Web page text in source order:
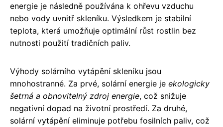
energie je následně používána k ohřevu vzduchu
nebo vody uvnitř skleníku. Výsledkem je stabilní
teplota, která umožňuje optimální růst rostlin bez
nutnosti použití tradičních paliv.
Výhody solárního vytápění skleníku jsou
mnohostranné. Za prvé, solární energie je ekologicky
šetrná a obnovitelný zdroj energie, což snižuje
negativní dopad na životní prostředí. Za druhé,
solární vytápění eliminuje potřebu fosilních paliv, což